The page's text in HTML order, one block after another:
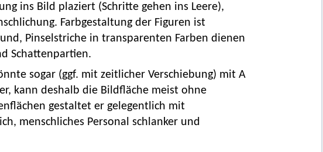
ins Bild plaziert (Schritte gehen ins Leere),
Farbgestaltung der Figuren ist
Pinselstriche in transparenten Farben dienen
Schattenpartien.
sogar (ggf. mit zeitlicher Verschiebung) mit A
kann deshalb die Bildfläche meist ohne
gestaltet er gelegentlich mit
menschliches Personal schlanker und